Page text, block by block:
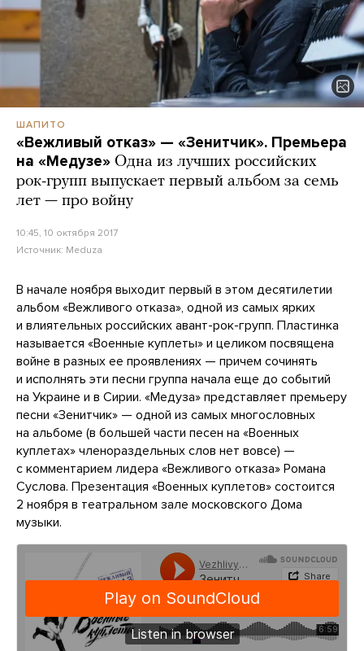
ШАПИТО
«Вежливый отказ» — «Зенитчик». Премьера
на «Медузе» Одна из лучших российских
рок-групп выпускает первый альбом за семь
лет — про войну
10:45, 10 октября 2017
Источник: Meduza
В начале ноября выходит первый в этом десятилетии
альбом «Вежливого отказа», одной из самых ярких
и влиятельных российских авант-рок-групп. Пластинка
называется «Военные куплеты» и целиком посвящена
войне в разных ее проявлениях — причем сочинять
и исполнять эти песни группа начала еще до событий
на Украине и в Сирии. «Медуза» представляет премьеру
песни «Зенитчик» — одной из самых многословных
на альбоме (в большей части песен на «Военных
куплетах» членораздельных слов нет вовсе) —
с комментарием лидера «Вежливого отказа» Романа
Суслова. Презентация «Военных куплетов» состоится
2 ноября в театральном зале московского Дома
музыки.